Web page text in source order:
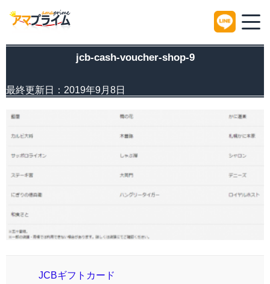
HOME メディア
jcb-cash-voucher-shop-9
最終更新日： 2019年9月8日
JCBギフトカード